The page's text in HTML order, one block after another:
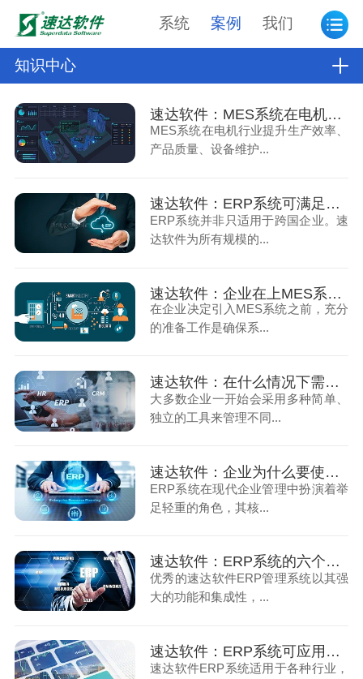
系统 案例 我们
知识中心
速达软件：MES系统在电机行业的解决方案
MES系统在电机行业提升生产效率、
产品质量、设备维护...
速达软件：ERP系统可满足不同规模企业的需求
ERP系统并非只适用于跨国企业。速
达软件为所有规模的...
速达软件：企业在上MES系统前需要做的准备工作有哪些
在企业决定引入MES系统之前，充分
的准备工作是确保系...
速达软件：在什么情况下需要上线ERP系统及如何使用维护
大多数企业一开始会采用多种简单、
独立的工具来管理不同...
速达软件：企业为什么要使用ERP系统
ERP系统在现代企业管理中扮演着举
足轻重的角色，其核...
速达软件：ERP系统的六个核心优势
优秀的速达软件ERP管理系统以其强
大的功能和集成性，...
速达软件：ERP系统可应用于哪些行业
速达软件ERP系统适用于各种行业，